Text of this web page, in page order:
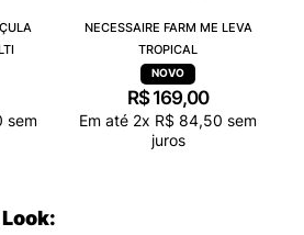
sem
NECESSAIRE FARM ME LEVA
TROPICAL
R$ 169,00
Em até 2x R$ 84,50 sem
juros